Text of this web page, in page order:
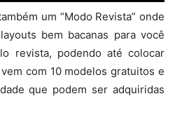
um “Modo Revista” onde
bem bacanas para você
revista, podendo até colocar
com 10 modelos gratuitos e
que podem ser adquiridas